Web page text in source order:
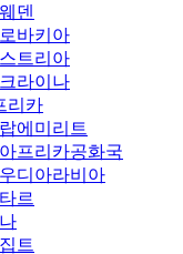
덴
바키아
트리아
라이나
리카
에미리트
프리카공화국
디아라비아
르
트